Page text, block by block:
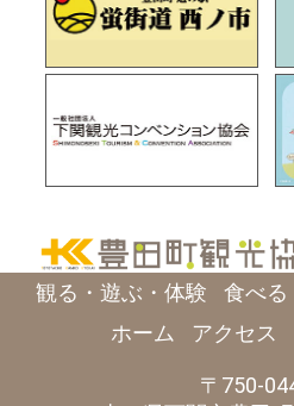
観る・遊ぶ・体験 食べる
ホーム
アクセス
750-